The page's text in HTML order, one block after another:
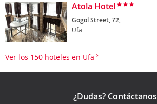
Atola Hotel
Gogol Street, 72,
Ufa
Ver los 150 hoteles en Ufa
¿Dudas? Contáctanos